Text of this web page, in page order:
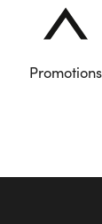
Promotions